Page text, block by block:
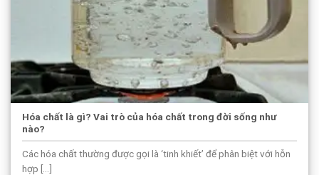
Hóa chất là gì? Vai trò của hóa chất trong đời sống như
nào?
Các hóa chất thường được gọi là ‘tinh khiết’ để phân biệt với hỗn
hợp [...]